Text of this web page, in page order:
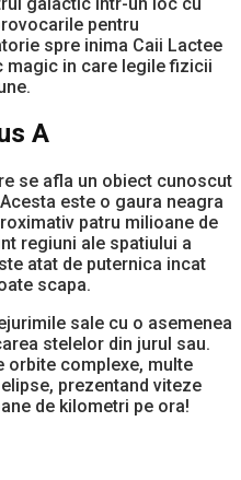
pentru
spre inima Caii Lactee
magic in care legile fizicii
A
se afla un obiect cunoscut
este o gaura neagra
patru milioane de
regiuni ale spatiului a
atat de puternica incat
scapa.
sale cu o asemenea
stelelor din jurul sau.
orbite complexe, multe
prezentand viteze
de kilometri pe ora!